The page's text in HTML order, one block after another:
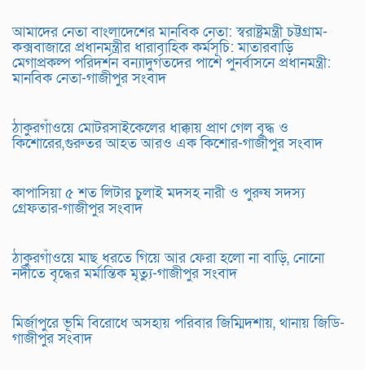
আমাদের নেতা বাংলাদেশের মানবিক নেতা: স্বরাষ্ট্রমন্ত্রী চট্টগ্রাম-
কক্সবাজারে প্রধানমন্ত্রীর ধারাবাহিক কর্মসূচি: মাতারবাড়ি
মেগাপ্রকল্প পরিদর্শন বন্যাদুর্গতদের পাশে পুনর্বাসনে প্রধানমন্ত্রী:
মানবিক নেতা-গাজীপুর সংবাদ
ঠাকুরগাঁওয়ে মোটরসাইকেলের ধাক্কায় প্রাণ গেল বৃদ্ধ ও
কিশোরের,গুরুতর আহত আরও এক কিশোর-গাজীপুর সংবাদ
কাপাসিয়া ৫ শত লিটার চুলাই মদসহ নারী ও পুরুষ সদস্য
গ্রেফতার-গাজীপুর সংবাদ
ঠাকুরগাঁওয়ে মাছ ধরতে গিয়ে আর ফেরা হলো না বাড়ি, নোনো
নদীতে বৃদ্ধের মর্মান্তিক মৃত্যু-গাজীপুর সংবাদ
মির্জাপুরে ভূমি বিরোধে অসহায় পরিবার জিম্মিদশায়, থানায় জিডি-
গাজীপুর সংবাদ